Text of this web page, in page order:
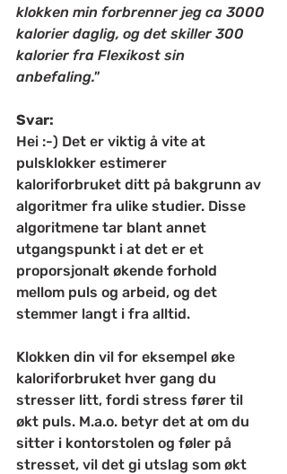
klokken min forbrenner jeg ca 3000
kalorier daglig, og det skiller 300
kalorier fra Flexikost sin
anbefaling."
Svar:
Hei :-) Det er viktig å vite at
pulsklokker estimerer
kaloriforbruket ditt på bakgrunn av
algoritmer fra ulike studier. Disse
algoritmene tar blant annet
utgangspunkt i at det er et
proporsjonalt økende forhold
mellom puls og arbeid, og det
stemmer langt i fra alltid.
Klokken din vil for eksempel øke
kaloriforbruket hver gang du
stresser litt, fordi stress fører til
økt puls. M.a.o. betyr det at om du
sitter i kontorstolen og føler på
stresset, vil det gi utslag som økt